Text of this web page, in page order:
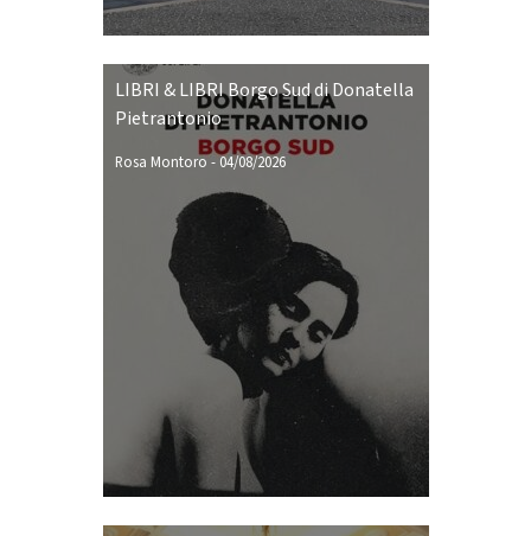
LIBRI & LIBRI Borgo Sud di Donatella
Pietrantonio
Rosa Montoro-04/08/2026